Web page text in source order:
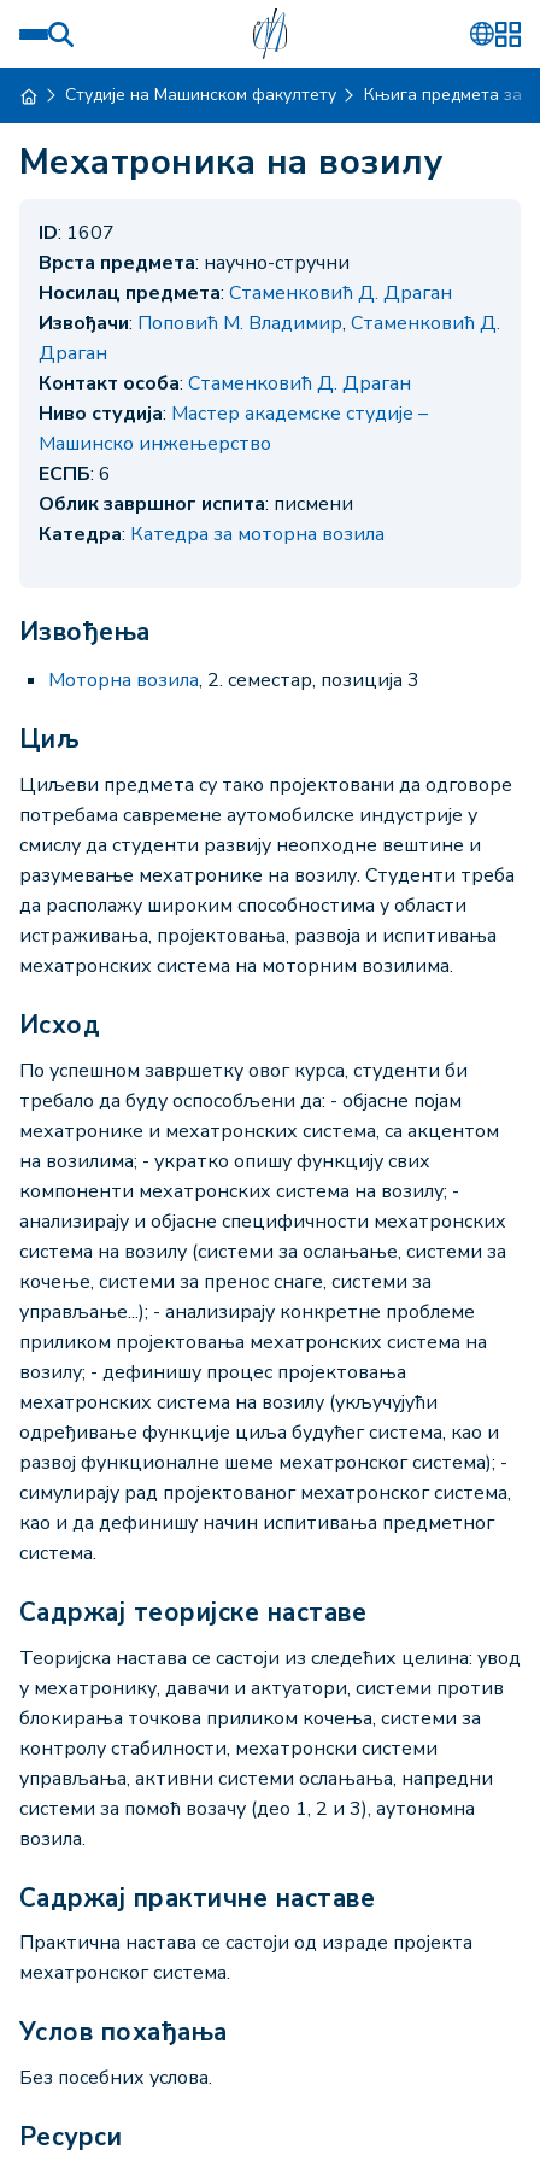
Студије на Машинском факултету Књига предмета за
Мехатроника на возилу
ID: 1607
Врста предмета: научно-стручни
Носилац предмета: Стаменковић Д. Драган
Извођачи: Поповић М. Владимир, Стаменковић Д.
Драган
Контакт особа: Стаменковић Д. Драган
Ниво студија: Мастер академске студије –
Машинско инжењерство
ЕСПБ: 6
Облик завршног испита: писмени
Катедра: Катедра за моторна возила
Извођења
Моторна возила, 2. семестар, позиција 3
Циљ
Циљеви предмета су тако пројектовани да одговоре
потребама савремене аутомобилске индустрије у
смислу да студенти развију неопходне вештине и
разумевање мехатронике на возилу. Студенти треба
да располажу широким способностима у области
истраживања, пројектовања, развоја и испитивања
мехатронских система на моторним возилима.
Исход
По успешном завршетку овог курса, студенти би
требало да буду оспособљени да: - објасне појам
мехатронике и мехатронских система, са акцентом
на возилима; - укратко опишу функцију свих
компоненти мехатронских система на возилу; -
анализирају и објасне специфичности мехатронских
система на возилу (системи за ослањање, системи за
кочење, системи за пренос снаге, системи за
управљање...); - анализирају конкретне проблеме
приликом пројектовања мехатронских система на
возилу; - дефинишу процес пројектовања
мехатронских система на возилу (укључујући
одређивање функције циља будућег система, као и
развој функционалне шеме мехатронског система); -
симулирају рад пројектованог мехатронског система,
као и да дефинишу начин испитивања предметног
система.
Садржај теоријске наставе
Теоријска настава се састоји из следећих целина: увод
у мехатронику, давачи и актуатори, системи против
блокирања точкова приликом кочења, системи за
контролу стабилности, мехатронски системи
управљања, активни системи ослањања, напредни
системи за помоћ возачу (део 1, 2 и 3), аутономна
возила.
Садржај практичне наставе
Практична настава се састоји од израде пројекта
мехатронског система.
Услов похађања
Без посебних услова.
Ресурси